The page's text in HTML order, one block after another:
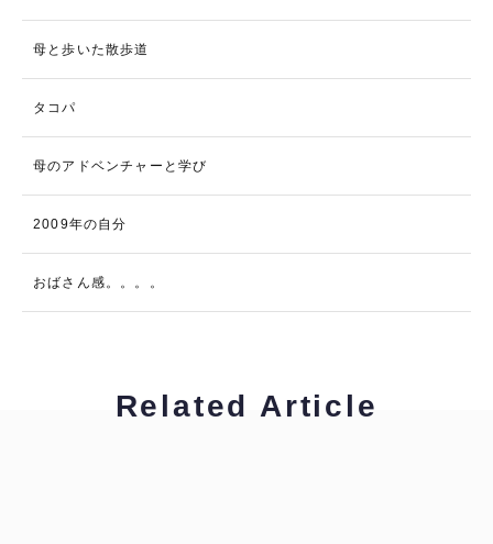
母と歩いた散歩道
タコパ
母のアドベンチャーと学び
2009年の自分
おばさん感。。。。
Related Article